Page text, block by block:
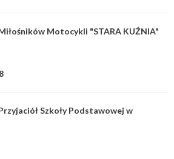
Motocykli "STARA KUŹNIA"
Szkoły Podstawowej w